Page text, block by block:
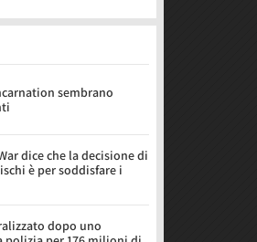
sembrano
dice che la decisione di
è per soddisfare i
dopo uno